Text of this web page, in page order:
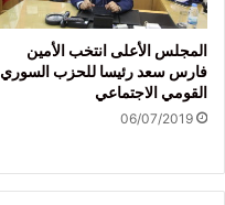
المجلس الأعلى انتخب الأمين
فارس سعد رئيسا للحزب السوري
القومي الاجتماعي
06/07/2019